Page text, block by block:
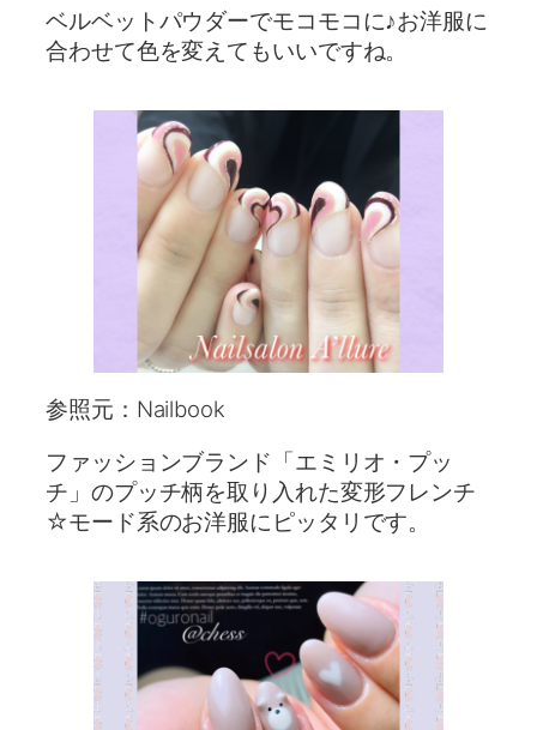
ベルベットパウダーでモコモコに♪お洋服に
合わせて色を変えてもいいですね。
参照元：Nailbook
ファッションブランド「エミリオ・プッ
チ」のプッチ柄を取り入れた変形フレンチ
☆モード系のお洋服にピッタリです。